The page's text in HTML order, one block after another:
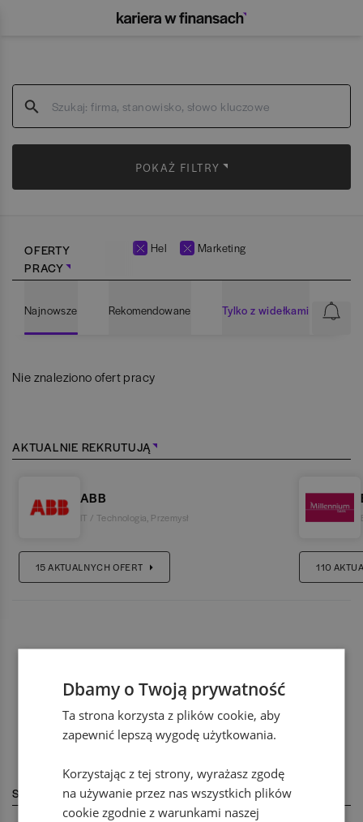
POKAŻ FILTRY
OFERTY
PRACY
Hel Marketing
Najnowsze Rekomendowane Tylko z widełkami
Nie znaleziono ofert pracy
AKTUALNIE REKRUTUJĄ
ABB
IT / Technologia Przemysł
15AKTUALNYCH OFERT 110
STREFA EKSPERTA
Dbamy o Twoją prywatność
Ta strona korzysta z plików cookie, aby
zapewnić lepszą wygodę użytkowania.
Korzystając z tej strony, wyrażasz zgodę
na używanie przez nas wszystkich plików
cookie zgodnie z warunkami naszej